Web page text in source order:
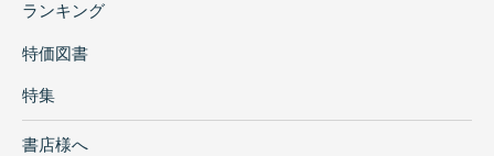
ランキング
特価図書
特集
書店様へ